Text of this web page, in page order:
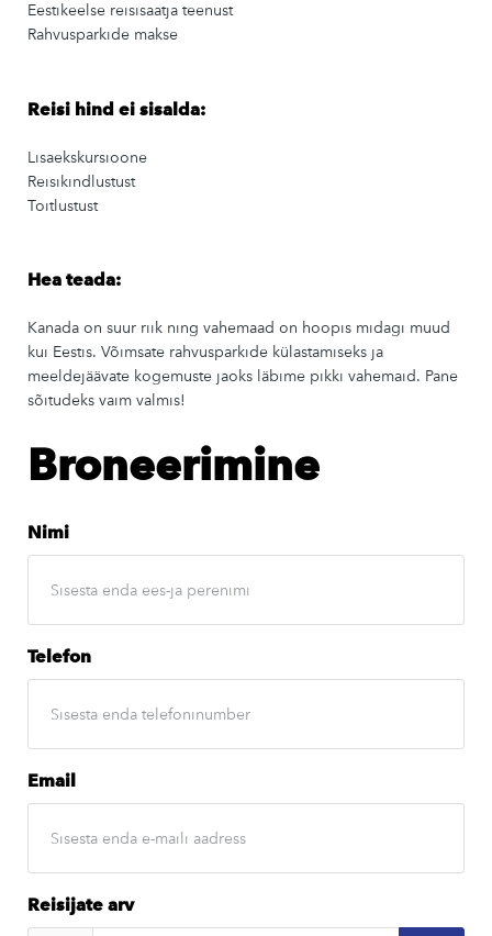
Eestikeelse reisisaatja teenust
Rahvusparkide makse
Reisi hind ei sisalda:
Lisaekskursioone
Reisikindlustust
Toitlustust
Hea teada:
Kanada on suur riik ning vahemaad on hoopis midagi muud
kui Eestis. Võimsate rahvusparkide külastamiseks ja
meeldejäävate kogemuste jaoks läbime pikki vahemaid. Pane
sõitudeks vaim valmis!
Broneerimine
Nimi
Telefon
Email
Reisijate arv